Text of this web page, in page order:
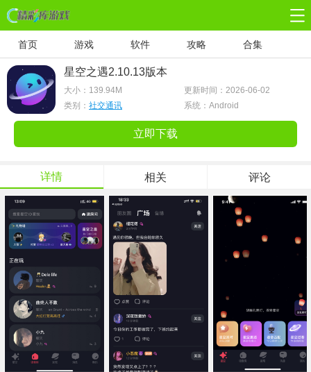
首页 游戏 软件 攻略 合集
星空之遇2.10.13版本
大小： 139.94M
更新时间：2026-06-02
类别： 社交通讯 系统：Android
立即下载
详情 相关 评论